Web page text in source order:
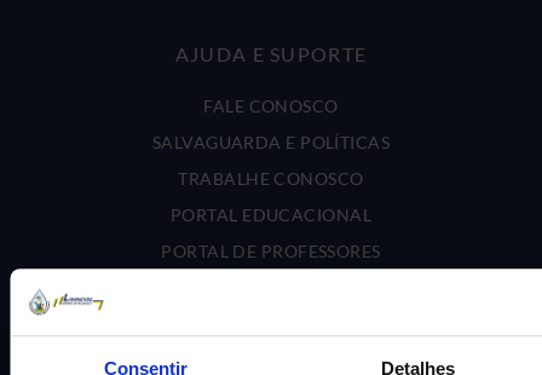
Consentir Detalhes
AJUDA E SUPORTE
FALE CONOSCO
SALVAGUARDA E POLÍTICAS
TRABALHE CONOSCO
PORTAL EDUCACIONAL
PORTAL DE PROFESSORES
Rua Galícia, N°34 – Adrianópolis